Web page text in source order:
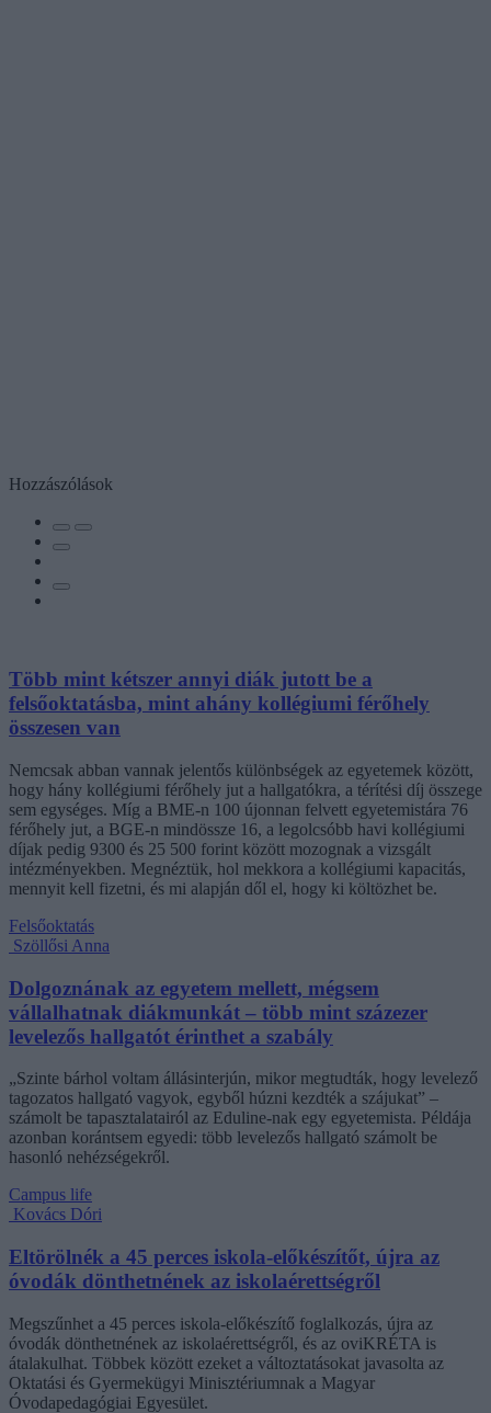
Hozzászólások
Több mint kétszer annyi diák jutott be a
felsőoktatásba, mint ahány kollégiumi férőhely
összesen van
Nemcsak abban vannak jelentős különbségek az egyetemek között,
hogy hány kollégiumi férőhely jut a hallgatókra, a térítési díj összege
sem egységes. Míg a BME-n 100 újonnan felvett egyetemistára 76
férőhely jut, a BGE-n mindössze 16, a legolcsóbb havi kollégiumi
díjak pedig 9300 és 25 500 forint között mozognak a vizsgált
intézményekben. Megnéztük, hol mekkora a kollégiumi kapacitás,
mennyit kell fizetni, és mi alapján dől el, hogy ki költözhet be.
Felsőoktatás
Szöllősi Anna
Dolgoznának az egyetem mellett, mégsem
vállalhatnak diákmunkát – több mint százezer
levelezős hallgatót érinthet a szabály
„Szinte bárhol voltam állásinterjún, mikor megtudták, hogy levelező
tagozatos hallgató vagyok, egyből húzni kezdték a szájukat” –
számolt be tapasztalatairól az Eduline-nak egy egyetemista. Példája
azonban korántsem egyedi: több levelezős hallgató számolt be
hasonló nehézségekről.
Campus life
Kovács Dóri
Eltörölnék a 45 perces iskola-előkészítőt, újra az
óvodák dönthetnének az iskolaérettségről
Megszűnhet a 45 perces iskola-előkészítő foglalkozás, újra az
óvodák dönthetnének az iskolaérettségről, és az oviKRÉTA is
átalakulhat. Többek között ezeket a változtatásokat javasolta az
Oktatási és Gyermekügyi Minisztériumnak a Magyar
Óvodapedagógiai Egyesület.